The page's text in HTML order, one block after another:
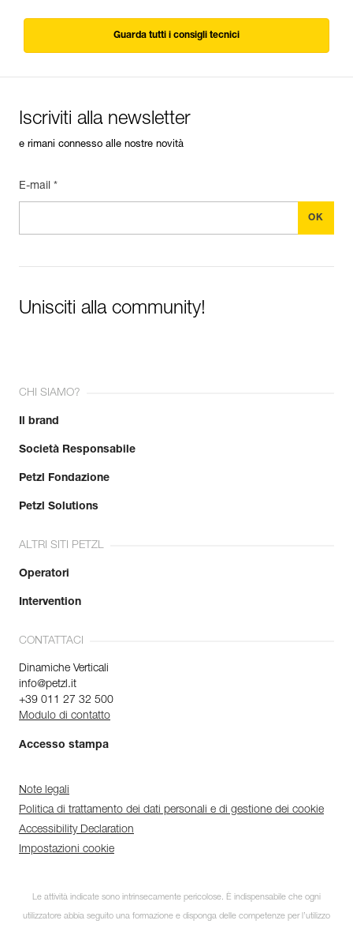
Guarda tutti i consigli tecnici
Iscriviti alla newsletter
e rimani connesso alle nostre novità
E-mail *
Unisciti alla community!
CHI SIAMO?
Il brand
Società Responsabile
Petzl Fondazione
Petzl Solutions
ALTRI SITI PETZL
Operatori
Intervention
CONTATTACI
Dinamiche Verticali
info@petzl.it
+39 011 27 32 500
Modulo di contatto
Accesso stampa
Note legali
Politica di trattamento dei dati personali e di gestione dei cookie
Accessibility Declaration
Impostazioni cookie
Le attività indicate sono intrinsecamente pericolose. È indispensabile che ogni
utilizzatore abbia seguito una formazione e disponga delle competenze per l’utilizzo